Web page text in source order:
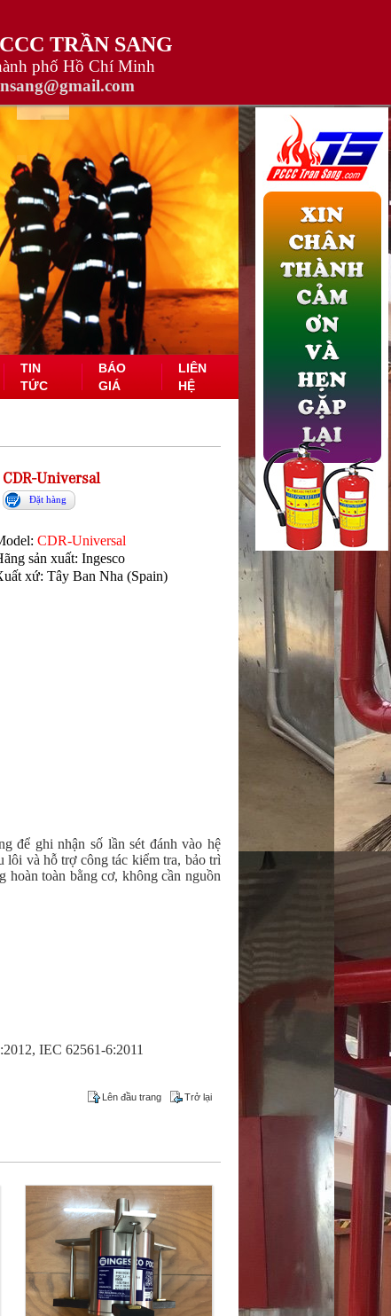
TRẦN SANG
phố Hồ Chí Minh
TIN
TỨC
BÁO
GIÁ
LIÊN
HỆ
CDR-Universal
Đặt hàng
CDR-Universal
sản xuất: Ingesco
xứ: Tây Ban Nha (Spain)
để ghi nhận số lần sét đánh vào hệ
lôi và hỗ trợ công tác kiểm tra, bảo trì
hoàn toàn bằng cơ, không cần nguồn
IEC 62561-6:2011
Lên đầu trang Trở lại